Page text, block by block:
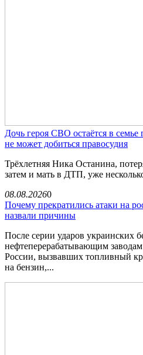
Дочь героя СВО остаётся в семье
не может добиться правосудия
Трёхлетняя Ника Останина,
затем и мать в ДТП, уже
08.08.20260
Почему прекратились атаки на
назвали причины
После серии ударов украинских
нефтеперерабатывающим
России, вызвавших топливный
на бензин,...